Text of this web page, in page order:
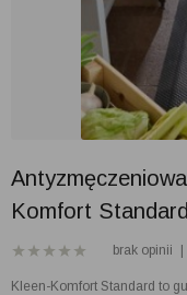
Komfort Standard
brak opinii
Kleen-Komfort Standard to